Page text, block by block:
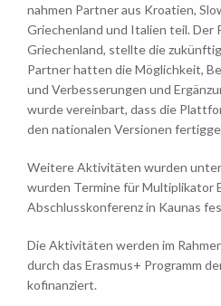
nahmen Partner aus Kroatien,
Griechenland und Italien teil. Der
Griechenland, stellte die
Partner hatten die Möglichkeit,
und Verbesserungen und
wurde vereinbart, dass die
den nationalen Versionen
Weitere Aktivitäten wurden
wurden Termine für Multiplikator
Abschlusskonferenz in Kaunas
Die Aktivitäten werden im
durch das Erasmus+ Programm
kofinanziert.